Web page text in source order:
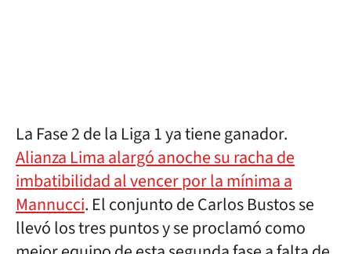
La Fase 2 de la Liga 1 ya tiene ganador.
Alianza Lima alargó anoche su racha de
imbatibilidad al vencer por la mínima a
Mannucci. El conjunto de Carlos Bustos se
llevó los tres puntos y se proclamó como